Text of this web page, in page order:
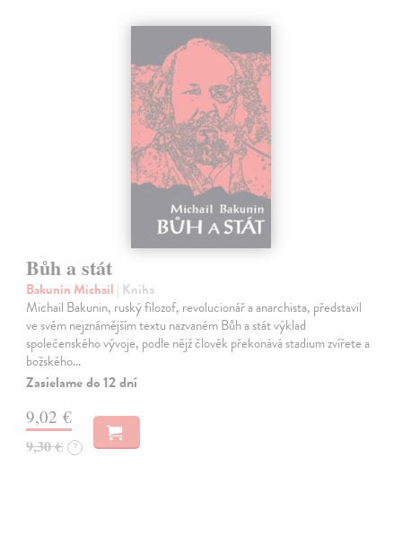
Bůh a stát
Bakunin Michail | Kniha
Michail Bakunin, ruský filozof, revolucionář a anarchista, představil
ve svém nejznámějším textu nazvaném Bůh a stát výklad
společenského vývoje, podle nějž člověk překonává stadium zvířete a
božského…
Zasielame do 12 dní
9,02 €
9,30 € ?